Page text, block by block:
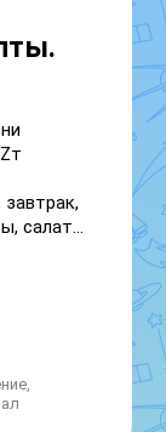
завтрак,
салат,